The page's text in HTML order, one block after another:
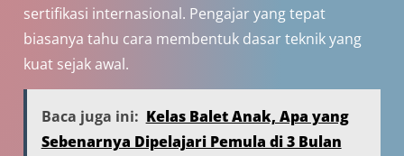
sertifikasi internasional. Pengajar yang tepat
biasanya tahu cara membentuk dasar teknik yang
kuat sejak awal.
Baca juga ini: Kelas Balet Anak, Apa yang
Sebenarnya Dipelajari Pemula di 3 Bulan